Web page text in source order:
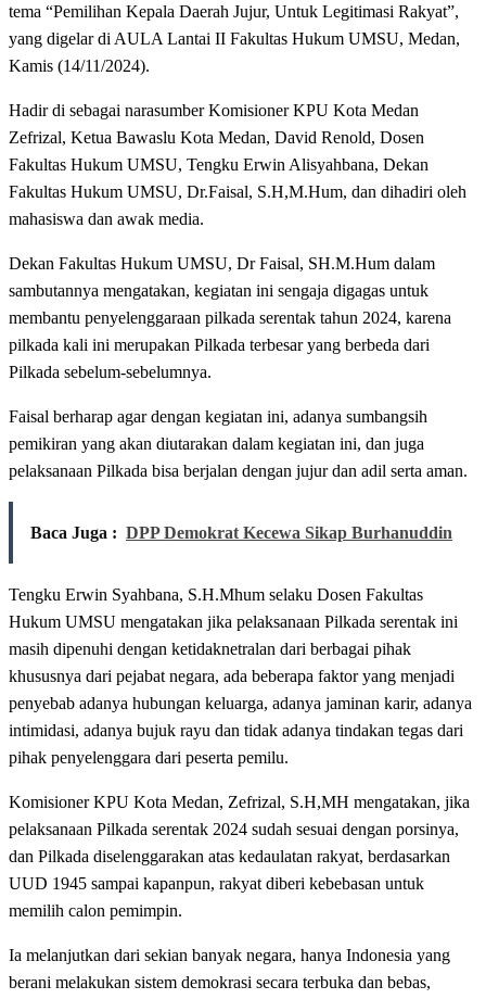
tema “Pemilihan Kepala Daerah Jujur, Untuk Legitimasi Rakyat”,
yang digelar di AULA Lantai II Fakultas Hukum UMSU, Medan,
Kamis (14/11/2024).
Hadir di sebagai narasumber Komisioner KPU Kota Medan
Zefrizal, Ketua Bawaslu Kota Medan, David Renold, Dosen
Fakultas Hukum UMSU, Tengku Erwin Alisyahbana, Dekan
Fakultas Hukum UMSU, Dr.Faisal, S.H,M.Hum, dan dihadiri oleh
mahasiswa dan awak media.
Dekan Fakultas Hukum UMSU, Dr Faisal, SH.M.Hum dalam
sambutannya mengatakan, kegiatan ini sengaja digagas untuk
membantu penyelenggaraan pilkada serentak tahun 2024, karena
pilkada kali ini merupakan Pilkada terbesar yang berbeda dari
Pilkada sebelum-sebelumnya.
Faisal berharap agar dengan kegiatan ini, adanya sumbangsih
pemikiran yang akan diutarakan dalam kegiatan ini, dan juga
pelaksanaan Pilkada bisa berjalan dengan jujur dan adil serta aman.
Baca Juga : DPP Demokrat Kecewa Sikap Burhanuddin
Tengku Erwin Syahbana, S.H.Mhum selaku Dosen Fakultas
Hukum UMSU mengatakan jika pelaksanaan Pilkada serentak ini
masih dipenuhi dengan ketidaknetralan dari berbagai pihak
khususnya dari pejabat negara, ada beberapa faktor yang menjadi
penyebab adanya hubungan keluarga, adanya jaminan karir, adanya
intimidasi, adanya bujuk rayu dan tidak adanya tindakan tegas dari
pihak penyelenggara dari peserta pemilu.
Komisioner KPU Kota Medan, Zefrizal, S.H,MH mengatakan, jika
pelaksanaan Pilkada serentak 2024 sudah sesuai dengan porsinya,
dan Pilkada diselenggarakan atas kedaulatan rakyat, berdasarkan
UUD 1945 sampai kapanpun, rakyat diberi kebebasan untuk
memilih calon pemimpin.
Ia melanjutkan dari sekian banyak negara, hanya Indonesia yang
berani melakukan sistem demokrasi secara terbuka dan bebas,